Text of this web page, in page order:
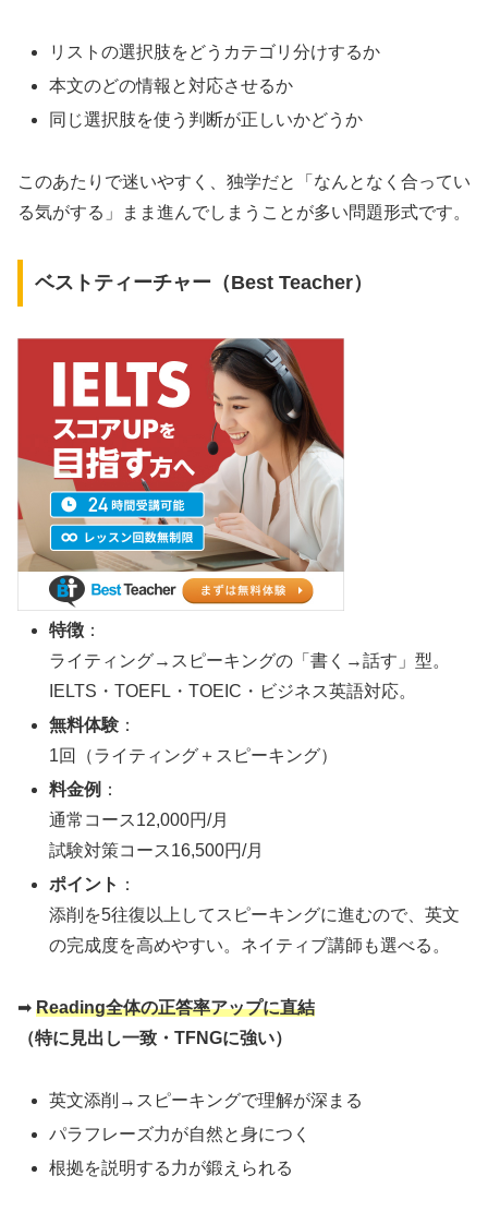
リストの選択肢をどうカテゴリ分けするか
本文のどの情報と対応させるか
同じ選択肢を使う判断が正しいかどうか
このあたりで迷いやすく、独学だと「なんとなく合ってい
る気がする」まま進んでしまうことが多い問題形式です。
ベストティーチャー（Best Teacher）
特徴 ：
ライティング→スピーキングの「書く→話す」型。
IELTS・TOEFL・TOEIC・ビジネス英語対応。
無料体験 ：
1回（ライティング＋スピーキング）
料金例 ：
通常コース12,000円/月
試験対策コース16,500円/月
ポイント ：
添削を5往復以上してスピーキングに進むので、英文
の完成度を高めやすい。ネイティブ講師も選べる。
➡ Reading全体の正答率アップに直結
（特に見出し一致・TFNGに強い）
英文添削→スピーキングで理解が深まる
パラフレーズ力が自然と身につく
根拠を説明する力が鍛えられる